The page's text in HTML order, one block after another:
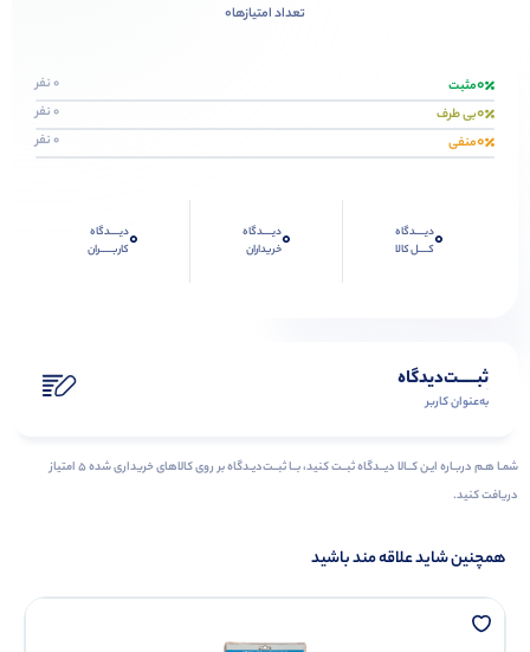
تعداد امتیازها0
0مثبت 0 نفر
0بی طرف 0 نفر
0منفی 0 نفر
0دیــــدگاه
کــــل کالا
0دیــــدگاه
خریداران
0دیــــدگاه
کاربـــــران
ثبـــــت‌دیدگاه
به‌عنوان کاربر
شمـا هـم دربـاره ایـن کــالا دیــدگاه ثبــت کنید، بــا ثبــت‌دیـدگاه بر روی کالاهای خریداری شده ۵ امتیاز
دریافت کنید.
همچنین شاید علاقه مند باشید